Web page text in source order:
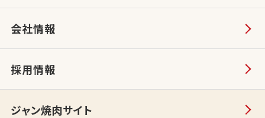
会社情報
採用情報
ジャン焼肉サイト